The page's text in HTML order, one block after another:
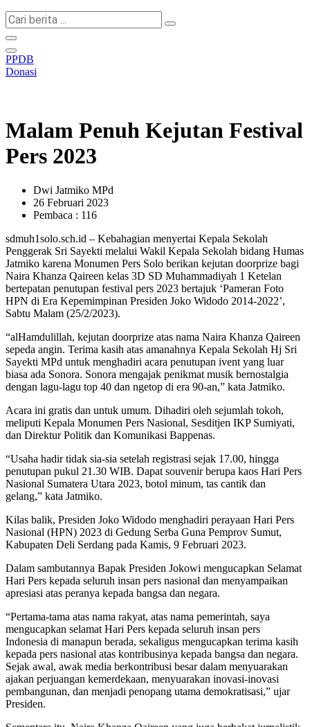
Cari
berita
...
PPDB
Donasi
Malam Penuh Kejutan Festival
Pers 2023
Dwi Jatmiko MPd
26 Februari 2023
Pembaca : 116
sdmuh1solo.sch.id – Kebahagian menyertai Kepala Sekolah
Penggerak Sri Sayekti melalui Wakil Kepala Sekolah bidang Humas
Jatmiko karena Monumen Pers Solo berikan kejutan doorprize bagi
Naira Khanza Qaireen kelas 3D SD Muhammadiyah 1 Ketelan
bertepatan penutupan festival pers 2023 bertajuk ‘Pameran Foto
HPN di Era Kepemimpinan Presiden Joko Widodo 2014-2022’,
Sabtu Malam (25/2/2023).
“alHamdulillah, kejutan doorprize atas nama Naira Khanza Qaireen
sepeda angin. Terima kasih atas amanahnya Kepala Sekolah Hj Sri
Sayekti MPd untuk menghadiri acara penutupan ivent yang luar
biasa ada Sonora. Sonora mengajak penikmat musik bernostalgia
dengan lagu-lagu top 40 dan ngetop di era 90-an,” kata Jatmiko.
Acara ini gratis dan untuk umum. Dihadiri oleh sejumlah tokoh,
meliputi Kepala Monumen Pers Nasional, Sesditjen IKP Sumiyati,
dan Direktur Politik dan Komunikasi Bappenas.
“Usaha hadir tidak sia-sia setelah registrasi sejak 17.00, hingga
penutupan pukul 21.30 WIB. Dapat souvenir berupa kaos Hari Pers
Nasional Sumatera Utara 2023, botol minum, tas cantik dan
gelang,” kata Jatmiko.
Kilas balik, Presiden Joko Widodo menghadiri perayaan Hari Pers
Nasional (HPN) 2023 di Gedung Serba Guna Pemprov Sumut,
Kabupaten Deli Serdang pada Kamis, 9 Februari 2023.
Dalam sambutannya Bapak Presiden Jokowi mengucapkan Selamat
Hari Pers kepada seluruh insan pers nasional dan menyampaikan
apresiasi atas peranya kepada bangsa dan negara.
“Pertama-tama atas nama rakyat, atas nama pemerintah, saya
mengucapkan selamat Hari Pers kepada seluruh insan pers
Indonesia di manapun berada, sekaligus mengucapkan terima kasih
kepada pers nasional atas kontribusinya kepada bangsa dan negara.
Sejak awal, awak media berkontribusi besar dalam menyuarakan
ajakan perjuangan kemerdekaan, menyuarakan inovasi-inovasi
pembangunan, dan menjadi penopang utama demokratisasi,” ujar
Presiden.